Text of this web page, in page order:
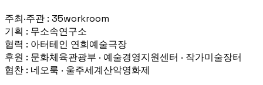
주최·주관 : 35workroom
기획 : 무소속연구소
협력 : 아터테인 연희예술극장
후원 : 문화체육관광부 · 예술경영지원센터 · 작가미술장터
협찬 : 네오룩 · 울주세계산악영화제